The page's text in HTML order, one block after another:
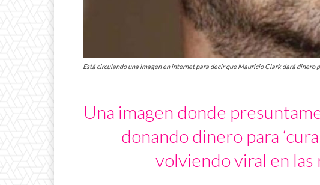
Está circulando una imagen en internet para decir que Mauricio Clark dará dinero
Una imagen donde
donando dinero para
volviendo viral en las